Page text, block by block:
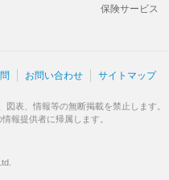
保険サービス
お問い合わせ サイトマップ
図表、情報等の無断掲載を禁止します。
報提供者に帰属します。